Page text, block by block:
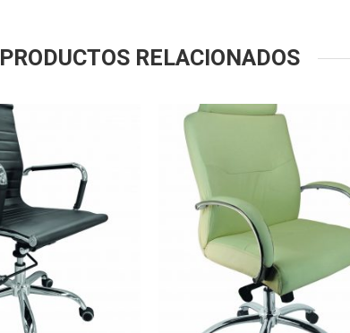
PRODUCTOS RELACIONADOS